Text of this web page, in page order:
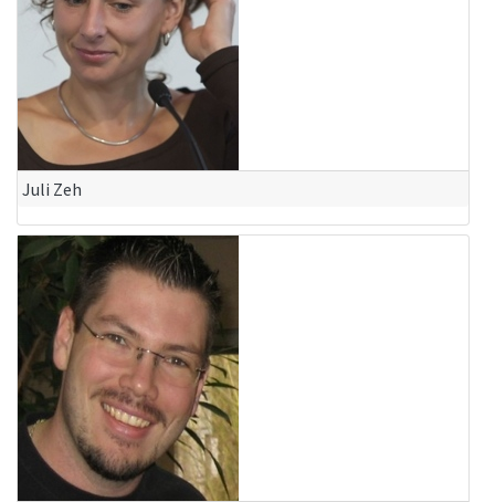
Juli Zeh